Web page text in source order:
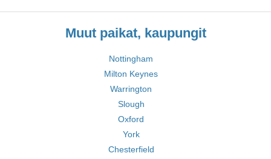
Muut paikat, kaupungit
Nottingham
Milton Keynes
Warrington
Slough
Oxford
York
Chesterfield